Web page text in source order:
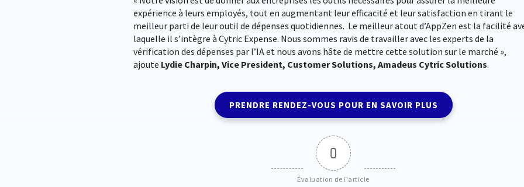
expérience à leurs employés, tout en augmentant leur efficacité et leur satisfaction en tirant le
meilleur parti de leur outil de dépenses quotidiennes. Le meilleur atout d’AppZen est la facilité
laquelle il s’intègre à Cytric Expense. Nous sommes ravis de travailler avec les experts de la
vérification des dépenses par l’IA et nous avons hâte de mettre cette solution sur le marché »,
ajoute Lydie Charpin, Vice President, Customer Solutions, Amadeus Cytric Solutions.
PRENDRE RENDEZ-VOUS POUR EN SAVOIR PLUS
0
Évaluation de l'article